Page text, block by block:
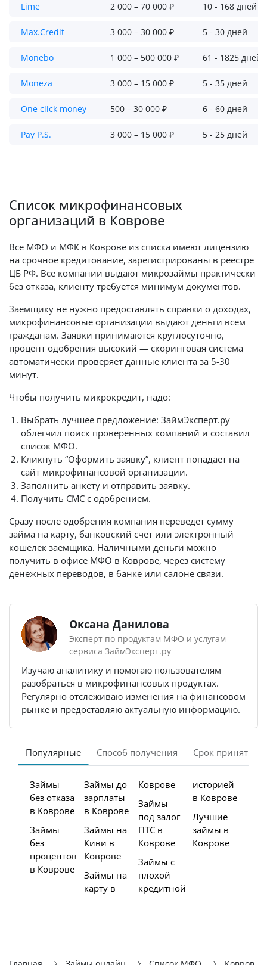
Lime 2 000 – 70 000 ₽ 10 - 168 дней
Max.Credit 3 000 – 30 000 ₽ 5 - 30 дней
Monebo 1 000 – 500 000 ₽ 61 - 1825 дней
Moneza 3 000 – 15 000 ₽ 5 - 35 дней
One click money 500 – 30 000 ₽ 6 - 60 дней
Pay P.S. 3 000 – 15 000 ₽ 5 - 25 дней
Список микрофинансовых
организаций в Коврове
Все МФО и МФК в Коврове из списка имеют лицензию
на срочное кредитование, зарегистрированы в реестре
ЦБ РФ. Все компании выдают микрозаймы практически
без отказа, клиенту требуется минимум документов.
Заемщику не нужно предоставлять справки о доходах,
микрофинансовые организации выдают деньги всем
гражданам. Заявки принимаются круглосуточно,
процент одобрения высокий — скоринговая система
автоматически проверяет данные клиента за 5-30
минут.
Чтобы получить микрокредит, надо:
Выбрать лучшее предложение: ЗаймЭксперт.ру
облегчил поиск проверенных компаний и составил
список МФО.
Кликнуть “Оформить заявку”, клиент попадает на
сайт микрофинансовой организации.
Заполнить анкету и отправить заявку.
Получить СМС с одобрением.
Сразу после одобрения компания переведет сумму
займа на карту, банковский счет или электронный
кошелек заемщика. Наличными деньги можно
получить в офисе МФО в Коврове, через систему
денежных переводов, в банке или салоне связи.
Оксана Данилова
Эксперт по продуктам МФО и услугам
сервиса ЗаймЭксперт.ру
Изучаю аналитику и помогаю пользователям
разобраться в микрофинансовых продуктах.
Регулярно отслеживаю изменения на финансовом
рынке и предоставляю актуальную информацию.
Популярные Способ получения Срок принятия
Займы
без отказа
в Коврове
Займы
без
процентов
в Коврове
Займы до
зарплаты
в Коврове
Займы на
Киви в
Коврове
Займы на
карту в
Коврове
Займы
под залог
ПТС в
Коврове
Займы с
плохой
кредитной
историей
в Коврове
Лучшие
займы в
Коврове